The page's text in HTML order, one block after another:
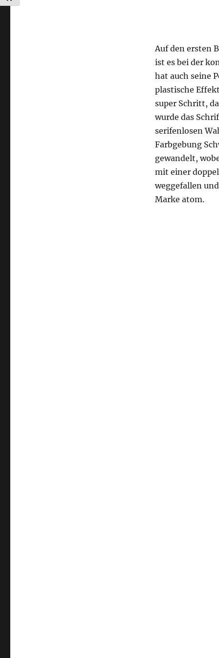
Auf den ersten
ist es bei der
hat auch seine
plastische
super Schritt,
wurde das
serifenlosen
Farbgebung
gewandelt,
mit einer
weggefallen
Marke atom.